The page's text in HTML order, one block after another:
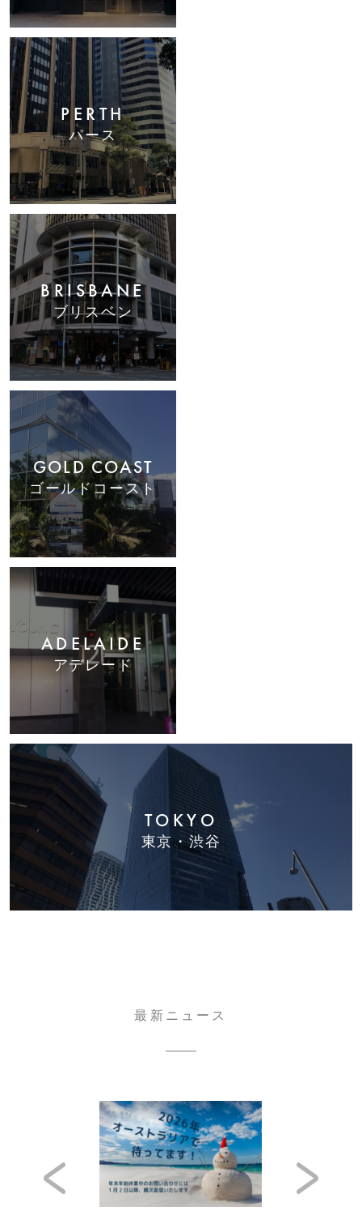
PERTH
パース
BRISBANE
ブリスベン
GOLD COAST
ゴールドコースト
ADELAIDE
アデレード
TOKYO
東京・渋谷
最新ニュース